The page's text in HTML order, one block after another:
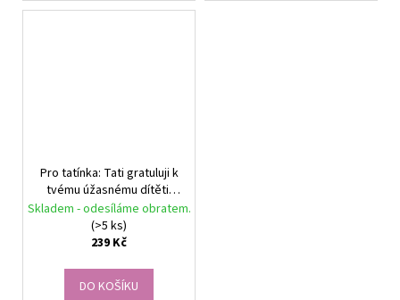
Pro tatínka: Tati gratuluji k
tvému úžasnému dítěti.
Pánský náramek The
Empath's Armour Náramek
v šedé krabičce, černý
stříbrná mašle.
Skladem - odesíláme obratem.
(>5 ks)
239 Kč
DO KOŠÍKU